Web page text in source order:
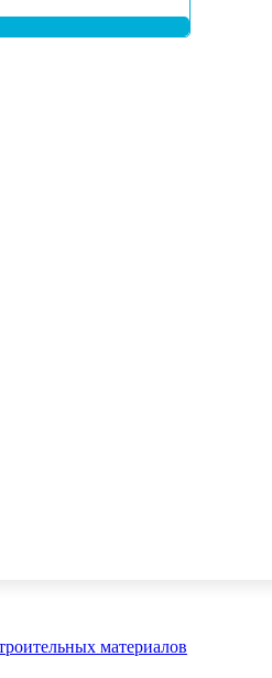
материалов